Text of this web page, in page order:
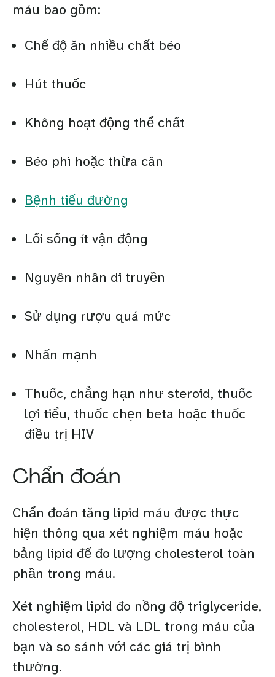
máu bao gồm:
Chế độ ăn nhiều chất béo
Hút thuốc
Không hoạt động thể chất
Béo phì hoặc thừa cân
Bệnh tiểu đường
Lối sống ít vận động
Nguyên nhân di truyền
Sử dụng rượu quá mức
Nhấn mạnh
Thuốc, chẳng hạn như steroid, thuốc
lợi tiểu, thuốc chẹn beta hoặc thuốc
điều trị HIV
Chẩn đoán
Chẩn đoán tăng lipid máu được thực
hiện thông qua xét nghiệm máu hoặc
bảng lipid để đo lượng cholesterol toàn
phần trong máu.
Xét nghiệm lipid đo nồng độ triglyceride,
cholesterol, HDL và LDL trong máu của
bạn và so sánh với các giá trị bình
thường.